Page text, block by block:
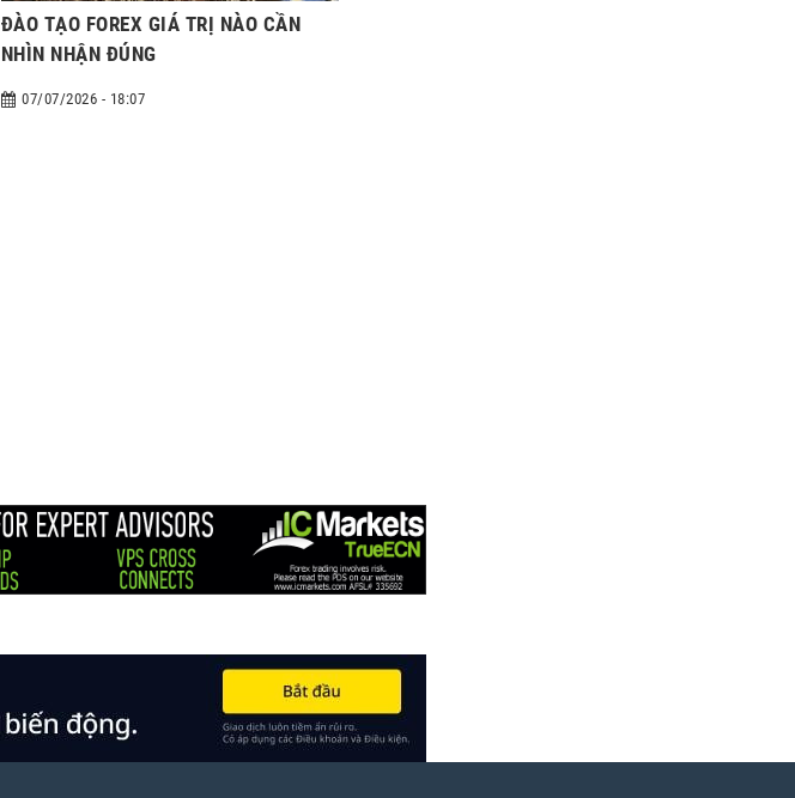
ĐÀO TẠO FOREX GIÁ TRỊ NÀO CẦN
NHÌN NHẬN ĐÚNG
07/07/2026 - 18:07